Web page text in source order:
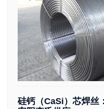
硅钙（CaSi）芯焊丝